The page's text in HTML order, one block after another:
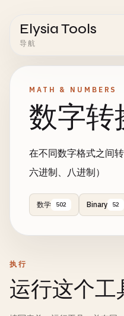
Elysia Tools
导航
MATH & NUMBERS
数字转
在不同数字格式之间
六进制、八进制）
数学 502 Binary 52
执行
运行这个工